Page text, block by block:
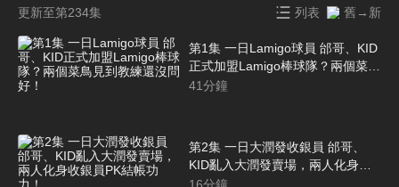
更新至第234集 列表 舊→新
第1集 一日Lamigo球員 邰哥、KID
正式加盟Lamigo棒球隊？兩個菜鳥
見到教練還沒問好！
41分鐘
第2集 一日大潤發收銀員 邰哥、
KID亂入大潤發賣場，兩人化身收
銀員PK結帳功力！
16分鐘